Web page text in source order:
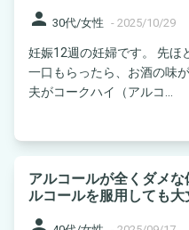
person 30代/女性 - 2025/10/29
妊娠12週の妊婦です。 先ほど、夫のコーラのペットボトルを
一口もらったら、お酒の味
夫がコークハイ（アルコ...
アルコールが全くダメ
ルコールを服用しても大
person